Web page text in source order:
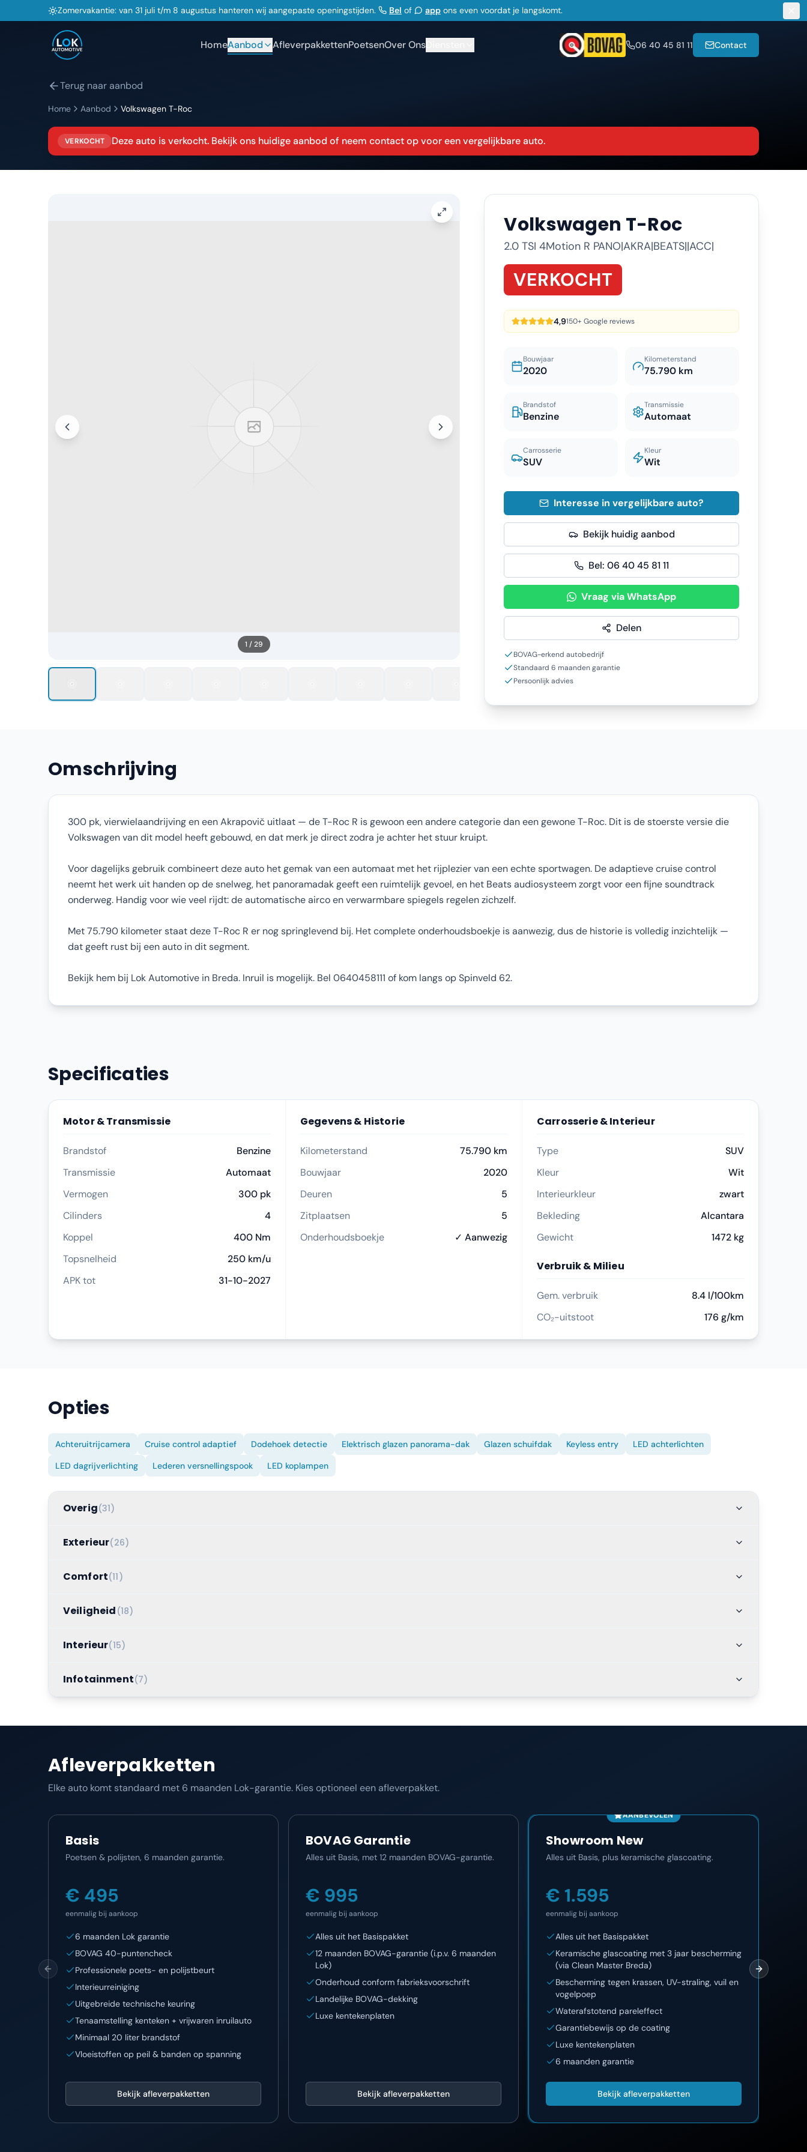
Zomervakantie: van 31 juli t/m 8 augustus hanteren wij aangepaste openingstijden. Bel of app ons even voordat je langskomt.
HomeAanbod AfleverpakkettenPoetsenOver Ons 06 40 45 81 11 Contact
Terug naar aanbod
Home Aanbod Volkswagen T-Roc
VERKOCHT Deze auto is verkocht. Bekijk ons huidige aanbod of neem contact op voor een vergelijkbare auto.
1 /29
Volkswagen T-Roc
2.0 TSI 4Motion R PANO|AKRA|BEATS||ACC|
VERKOCHT
4,9150+ Google reviews
Bouwjaar
2020
Kilometerstand
75.790 km
Brandstof
Benzine
Transmissie
Automaat
Carrosserie
SUV
Kleur
Wit
Interesse in vergelijkbare auto?
Bekijk huidig aanbod
Bel:06 40 45 81 11
Vraag via WhatsApp
Delen
BOVAG-erkend autobedrijf
Standaard 6 maanden garantie
Persoonlijk advies
Omschrijving
300 pk, vierwielaandrijving en een Akrapovič uitlaat — de T-Roc R is gewoon een andere categorie dan een gewone T-Roc. Dit is de stoerste versie die
Volkswagen van dit model heeft gebouwd, en dat merk je direct zodra je achter het stuur kruipt.
Voor dagelijks gebruik combineert deze auto het gemak van een automaat met het rijplezier van een echte sportwagen. De adaptieve cruise control
neemt het werk uit handen op de snelweg, het panoramadak geeft een ruimtelijk gevoel, en het Beats audiosysteem zorgt voor een fijne soundtrack
onderweg. Handig voor wie veel rijdt: de automatische airco en verwarmbare spiegels regelen zichzelf.
Met 75.790 kilometer staat deze T-Roc R er nog springlevend bij. Het complete onderhoudsboekje is aanwezig, dus de historie is volledig inzichtelijk —
dat geeft rust bij een auto in dit segment.
Bekijk hem bij Lok Automotive in Breda. Inruil is mogelijk. Bel 0640458111 of kom langs op Spinveld 62.
Specificaties
Motor & Transmissie
Brandstof
Benzine
Transmissie
Automaat
Vermogen
300 pk
Cilinders
4
Koppel
400 Nm
Topsnelheid
250 km/u
APK tot
31-10-2027
Gegevens & Historie
Kilometerstand
75.790 km
Bouwjaar
2020
Deuren
5
Zitplaatsen
5
Onderhoudsboekje
✓ Aanwezig
Carrosserie & Interieur
Type
SUV
Kleur
Wit
Interieurkleur
zwart
Bekleding
Alcantara
Gewicht
1472 kg
Verbruik & Milieu
Gem. verbruik
8.4 l/100km
CO₂-uitstoot
176 g/km
Opties
Achteruitrijcamera Cruise control adaptief Dodehoek detectie Elektrisch glazen panorama-dak Glazen schuifdak Keyless entry
LED achterlichten
LED dagrijverlichting
Lederen versnellingspook LED koplampen
Overig(31)
Exterieur(26)
Comfort(11 )
Veiligheid (18)
Interieur(15)
Infotainment(7)
Afleverpakketten
Elke auto komt standaard met 6 maanden Lok-garantie. Kies optioneel een afleverpakket.
Basis
Poetsen & polijsten, 6 maanden garantie.
€ 495
eenmalig bij aankoop
6 maanden Lok garantie
BOVAG 40-puntencheck
Professionele poets- en polijstbeurt
Interieurreiniging
Uitgebreide technische keuring
Tenaamstelling kenteken + vrijwaren inruilauto
Minimaal 20 liter brandstof
Vloeistoffen op peil & banden op spanning
Bekijk afleverpakketten
BOVAG Garantie
Alles uit Basis, met 12 maanden BOVAG-garantie.
€ 995
eenmalig bij aankoop
Alles uit het Basispakket
12 maanden BOVAG-garantie (i.p.v. 6 maanden
Lok)
Onderhoud conform fabrieksvoorschrift
Landelijke BOVAG-dekking
Luxe kentekenplaten
Bekijk afleverpakketten
AANBEVOLEN
Showroom New
Alles uit Basis, plus keramische glascoating.
€ 1.595
eenmalig bij aankoop
Alles uit het Basispakket
Keramische glascoating met 3 jaar bescherming
(via Clean Master Breda)
Bescherming tegen krassen, UV-straling, vuil en
vogelpoep
Waterafstotend pareleffect
Garantiebewijs op de coating
Luxe kentekenplaten
6 maanden garantie
Bekijk afleverpakketten
Previous slide Next slide